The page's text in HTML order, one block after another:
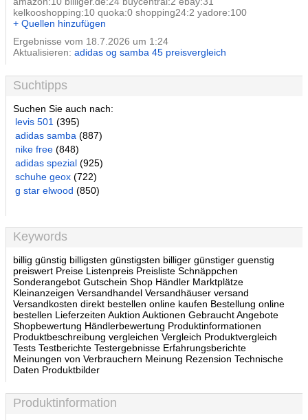
kelkooshopping:10 quoka:0 shopping24:2 yadore:100
+ Quellen hinzufügen
Ergebnisse vom 18.7.2026 um 1:24
Aktualisieren: adidas og samba 45 preisvergleich
Suchtipps
Suchen Sie auch nach:
levis 501 (395)
adidas samba (887)
nike free (848)
adidas spezial (925)
schuhe geox (722)
g star elwood (850)
Keywords
billig günstig billigsten günstigsten billiger günstiger guenstig
preiswert Preise Listenpreis Preisliste Schnäppchen
Sonderangebot Gutschein Shop Händler Marktplätze
Kleinanzeigen Versandhandel Versandhäuser versand
Versandkosten direkt bestellen online kaufen Bestellung online
bestellen Lieferzeiten Auktion Auktionen Gebraucht Angebote
Shopbewertung Händlerbewertung Produktinformationen
Produktbeschreibung vergleichen Vergleich Produktvergleich
Tests Testberichte Testergebnisse Erfahrungsberichte
Meinungen von Verbrauchern Meinung Rezension Technische
Daten Produktbilder
Produktinformation